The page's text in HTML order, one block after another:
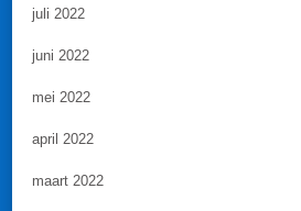
juli 2022
juni 2022
mei 2022
april 2022
maart 2022